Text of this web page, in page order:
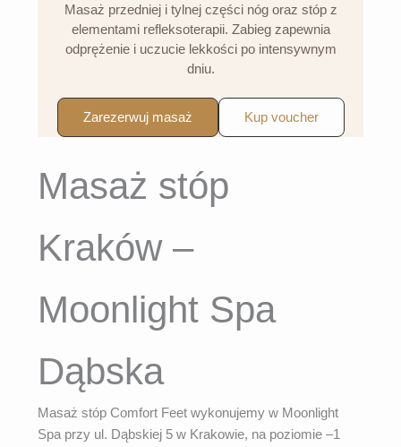
Masaż przedniej i tylnej części nóg oraz stóp z
elementami refleksoterapii. Zabieg zapewnia
odprężenie i uczucie lekkości po intensywnym
dniu.
Zarezerwuj masaż Kup voucher
Masaż stóp
Kraków –
Moonlight Spa
Dąbska
Masaż stóp Comfort Feet wykonujemy w Moonlight
Spa przy ul. Dąbskiej 5 w Krakowie, na poziomie –1